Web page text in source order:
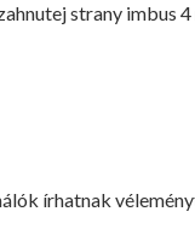
strany imbus
írhatnak